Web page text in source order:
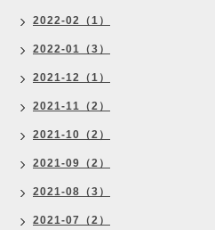
2022-02（1）
2022-01（3）
2021-12（1）
2021-11（2）
2021-10（2）
2021-09（2）
2021-08（3）
2021-07（2）